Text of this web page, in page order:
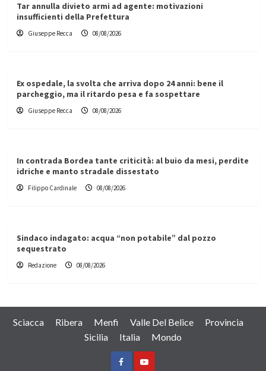
Tar annulla divieto armi ad agente: motivazioni
insufficienti della Prefettura
Giuseppe Recca 08/08/2026
Ex ospedale, la svolta che arriva dopo 24 anni: bene il
parcheggio, ma il ritardo pesa e fa sospettare
Giuseppe Recca 08/08/2026
In contrada Bordea tante criticità: al buio da mesi, perdite
idriche e manto stradale dissestato
Filippo Cardinale 08/08/2026
Sindaco indagato: acqua “non potabile” dal pozzo
sequestrato
Redazione 08/08/2026
Sciacca Ribera Menfi Valle Del Belice
Provincia
Sicilia
Italia Mondo